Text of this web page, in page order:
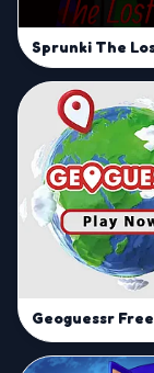
Geoguessr Free